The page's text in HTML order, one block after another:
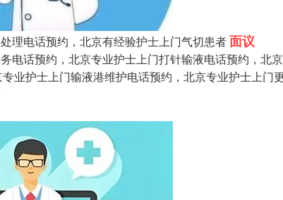
理电话预约，北京有经验护士上门气切患者面议
电话预约，北京专业护士上门打针输液电话预约，北
业护士上门输液港维护电话预约，北京专业护士上